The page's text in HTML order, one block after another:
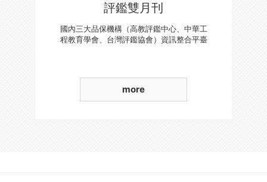
評鑑雙月刊
國內三大品保機構（高教評鑑中心、中華工
程教育學會、台灣評鑑協會）資訊整合平臺
more